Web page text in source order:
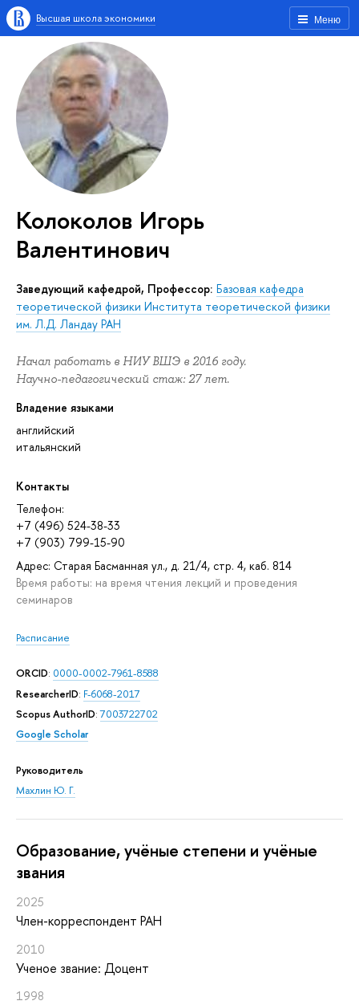
Меню
Высшая школа экономики
Колоколов Игорь
Валентинович
Заведующий кафедрой, Профессор: Базовая кафедра
теоретической физики Института теоретической физики
им. Л.Д. Ландау РАН
Начал работать в НИУ ВШЭ в 2016 году.
Научно-педагогический стаж: 27 лет.
Владение языками
английский
итальянский
Контакты
Телефон:
+7 (496) 524-38-33
+7 (903) 799-15-90
Адрес: Старая Басманная ул., д. 21/4, стр. 4, каб. 814
Время работы: на время чтения лекций и проведения
семинаров
Расписание
ORCID: 0000-0002-7961-8588
ResearcherID: F-6068-2017
Scopus AuthorID:7003722702
Google Scholar
Руководитель
Махлин Ю. Г.
Oбразование, учёные степени и учёные
звания
2025
Член-корреспондент РАН
2010
Ученое звание: Доцент
1998